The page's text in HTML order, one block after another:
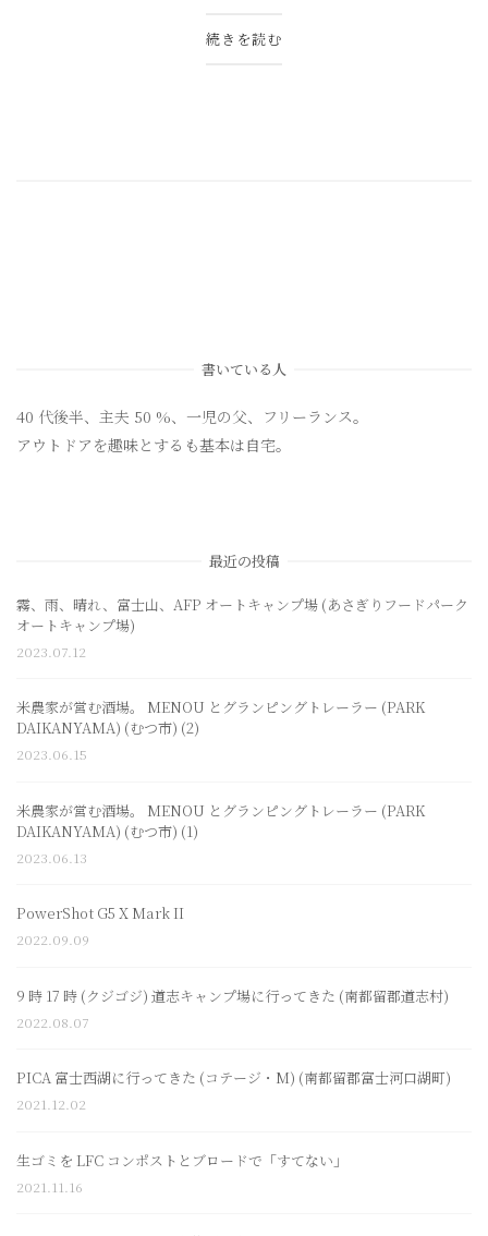
続きを読む
書いている人
40 代後半、主夫 50 %、一児の父、フリーランス。
アウトドアを趣味とするも基本は自宅。
最近の投稿
霧、雨、晴れ、富士山、AFP オートキャンプ場 (あさぎりフードパーク
オートキャンプ場)
2023.07.12
米農家が営む酒場。 MENOU とグランピングトレーラー (PARK
DAIKANYAMA) (むつ市) (2)
2023.06.15
米農家が営む酒場。 MENOU とグランピングトレーラー (PARK
DAIKANYAMA) (むつ市) (1)
2023.06.13
PowerShot G5 X Mark II
2022.09.09
9 時 17 時 (クジゴジ) 道志キャンプ場に行ってきた (南都留郡道志村)
2022.08.07
PICA 富士西湖に行ってきた (コテージ・M) (南都留郡富士河口湖町)
2021.12.02
生ゴミを LFC コンポストとブロードで「すてない」
2021.11.16